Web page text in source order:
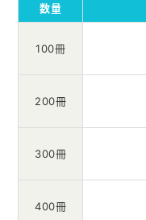
数量
100冊
200冊
300冊
400冊